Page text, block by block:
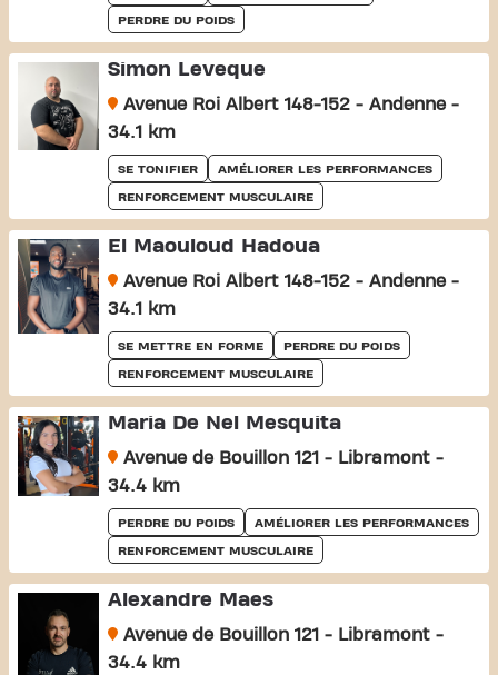
PERDRE DU POIDS
Simon Leveque
Avenue Roi Albert 148-152 - Andenne -
34.1 km
SE TONIFIER AMÉLIORER LES PERFORMANCES
RENFORCEMENT MUSCULAIRE
El Maouloud Hadoua
Avenue Roi Albert 148-152 - Andenne -
34.1 km
SE METTRE EN FORME PERDRE DU POIDS
RENFORCEMENT MUSCULAIRE
Maria De Nel Mesquita
Avenue de Bouillon 121 - Libramont -
34.4 km
PERDRE DU POIDS AMÉLIORER LES PERFORMANCES
RENFORCEMENT MUSCULAIRE
Alexandre Maes
Avenue de Bouillon 121 - Libramont -
34.4 km